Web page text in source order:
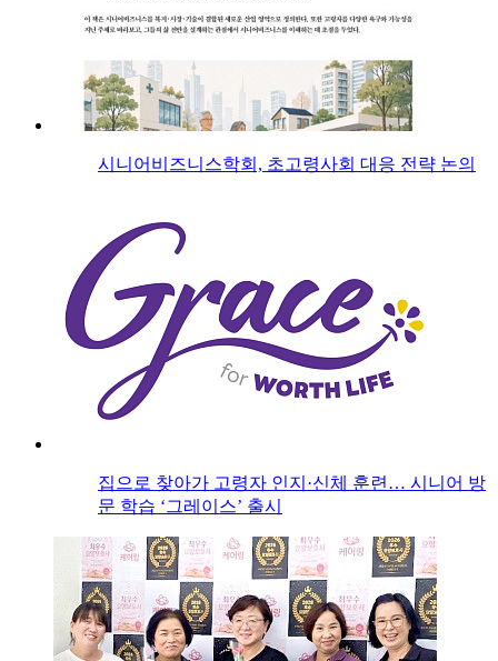
시니어비즈니스학회, 초고령사회 대응 전략 논의
집으로 찾아가 고령자 인지·신체 훈련… 시니어 방
문 학습 ‘그레이스’ 출시